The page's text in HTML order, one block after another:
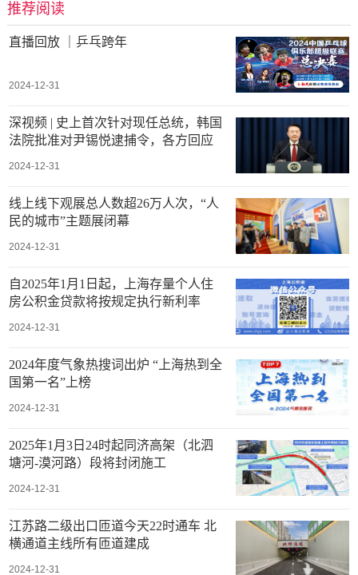
推荐阅读
直播回放 ｜乒乓跨年
2024-12-31
深视频 | 史上首次针对现任总统，韩国
法院批准对尹锡悦逮捕令，各方回应
2024-12-31
线上线下观展总人数超26万人次，“人
民的城市”主题展闭幕
2024-12-31
自2025年1月1日起，上海存量个人住
房公积金贷款将按规定执行新利率
2024-12-31
2024年度气象热搜词出炉 “上海热到全
国第一名”上榜
2024-12-31
2025年1月3日24时起同济高架（北泗
塘河-漠河路）段将封闭施工
2024-12-31
江苏路二级出口匝道今天22时通车 北
横通道主线所有匝道建成
2024-12-31